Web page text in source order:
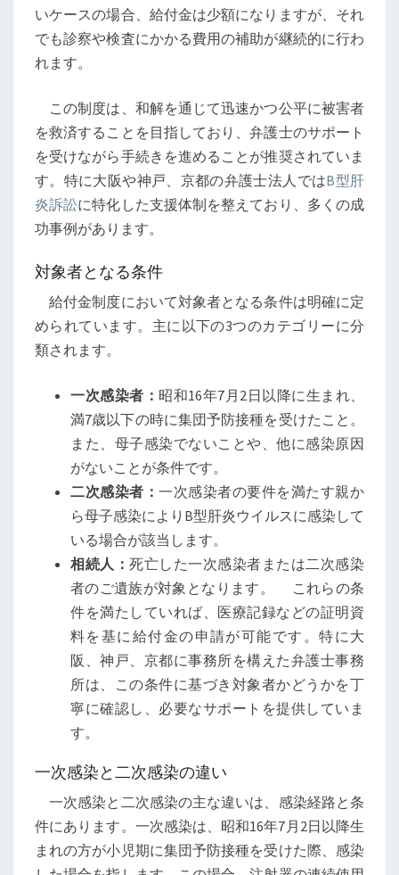
いケースの場合、給付金は少額になりますが、それ
でも診察や検査にかかる費用の補助が継続的に行わ
れます。
この制度は、和解を通じて迅速かつ公平に被害者
を救済することを目指しており、弁護士のサポート
を受けながら手続きを進めることが推奨されていま
す。特に大阪や神戸、京都の弁護士法人ではB型肝
炎訴訟に特化した支援体制を整えており、多くの成
功事例があります。
対象者となる条件
給付金制度において対象者となる条件は明確に定
められています。主に以下の3つのカテゴリーに分
類されます。
一次感染者： 昭和16年7月2日以降に生まれ、
満7歳以下の時に集団予防接種を受けたこと。
また、母子感染でないことや、他に感染原因
がないことが条件です。
二次感染者：一次感染者の要件を満たす親か
ら母子感染によりB型肝炎ウイルスに感染して
いる場合が該当します。
相続人：死亡した一次感染者または二次感染
者のご遺族が対象となります。 これらの条
件を満たしていれば、医療記録などの証明資
料を基に給付金の申請が可能です。特に大
阪、神戸、京都に事務所を構えた弁護士事務
所は、この条件に基づき対象者かどうかを丁
寧に確認し、必要なサポートを提供していま
す。
一次感染と二次感染の違い
一次感染と二次感染の主な違いは、感染経路と条
件にあります。一次感染は、昭和16年7月2日以降生
まれの方が小児期に集団予防接種を受けた際、感染